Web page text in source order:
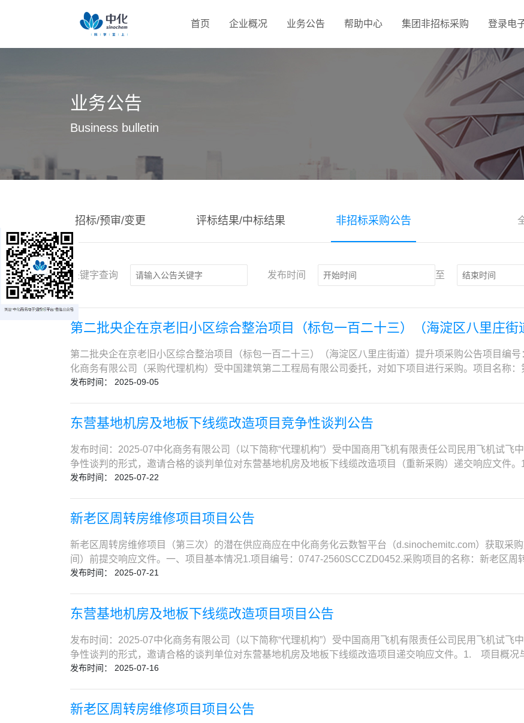
首页 企业概况 业务公告 帮助中心 集团非招标采购 登录电
业务公告
Business bulletin
招标/预审/变更 评标结果/中标结果 非招标采购公告
关键字查询 发布时间 至
第二批央企在京老旧小区综合整治项目（标包一百二十三）（海淀区八里庄街
第二批央企在京老旧小区综合整治项目（标包一百二十三）（海淀区八里庄街道）提升项采购公告项目编
化商务有限公司（采购代理机构）受中国建筑第二工程局有限公司委托，对如下项目进行采购。项目名称
二十三）（海淀区八里庄街道）提升项项目编号：0747-2560SCCZUG79采购范围：图纸及工程量清单中
的防水防腐保温工程专业承包二级及以上资质；②有效的建筑机电安装工程专业承包三级及以上资质；③有
派项目经理须具有有效的安全生产考核合格证书（B本）。供应商须提供相关证明资料：（1）供应商营业
描件；（3）安全生产许可证证书扫描件；（4）项目经理建筑工程或机电工程专业二级及以上注册建造师
效期内，拟派项目经理为一级建造师的，需提供一级建造师注册证书电子证书打印签字后的扫描件。特别
公厅关于全面实行一级建造师电子注册证书的通知》建办市〔2021〕40 号文件的要求：①自2022年1月1
作废。②一级建造师打印电子证书后，应在个人签名处手写本人签名，未手写签名或与签名图像笔迹不一
无效，需重新下载电子证书并再次确认使用时限。）；（5）项目经理安全生产考核合格证书（B本）扫描
无。2.3 业绩要求无。供应商须提供相关证明资料：无。2.4 信誉要求至响应文件递交截止时间，供应商不
以采购代理机构于响应文件递交截止当日在中国执行信息公开网(zxgk.court.gov.cn/shixin)查询结果为准。
项目经理不得担任其他在建施工项目的职务，但发生下列情形之一的除外：①该在建施工项目与本招标项
件。支付平台使用费500元，采购文件售价 0 元，支付成功后，可下载采购文件及增值税电子普通发票。如
文件递交截止时间前，将签字盖章的响应文件原件扫描件（pdf格式）上传至中化商务电子招投标平台。逾
将予以拒收。5. 其他本项目为电子化交易项目，与本项目有关的文件领购、报价、评审和成交均在中化商
方式采购人：中国建筑第二工程局有限公司地址：北京市通州区梨园镇北杨洼251号联系人：唐华 电话
发布时间： 2025-09-05
东营基地机房及地板下线缆改造项目竞争性谈判公告
发布时间：2025-07中化商务有限公司（以下简称“代理机构”）受中国商用飞机有限责任公司民用飞机试飞
争性谈判的形式，邀请合格的谈判单位对东营基地机房及地板下线缆改造项目（重新采购）递交响应文件
区商飞大道919号。1.2 项目内容试飞公司东营基地核心机房位于试飞公司东营基地试飞综合楼1F 102室
证、税务登记证的复印件或“三证合一”后统一社会信用代码的营业执照复印件；有效的安全生产许可证（须
料）；2.4 项目负责人应具有中华人民共和国住房和城乡建设主管部门颁发的中华人民共和国二级及以上建
有效的安全生产考核合格证书。（须提供相关证书材料）项目负责人需在本单位注册，且不得担任其他在
外：(1)该在建施工项目与本招标项目属于同一工程相邻分段发包或分期施工的；(2)合同约定的工程验收合
天(含)，经建设单位同意的。2.5本项目不接受联合体竞争性谈判报价。3. 方案征询书的获取凡有意参加
2025年07月28日下午17:00前，登录中化商务电子招投标平台（http://e.sinochemitc.com/）获取方案征询书
请登录中化商务电子招投标平台（e.sinochemitc.com）进行免费注册，并通过网上支付方式支付平台使用
通发票。如遇网站平台操作问题，请拨打平台技术支持联系电话：010-86391277。平台使用费单次项目
在供应商，其响应文件将被拒收。4. 响应文件的递交及相关事宜4.1响应文件首次递交4.1.1递交截止时间
交4.1.3递交地点：中化商务电子招投标平台（e.sinochemitc.com）。4.2首次谈判时间和地点4.2.1谈判时
递交地点：中化商务电子招投标平台（e.sinochemitc.com）4.4响应文件开启时间和地点4.4.1开启时间：根
发布时间： 2025-07-22
新老区周转房维修项目项目公告
新老区周转房维修项目（第三次）的潜在供应商应在中化商务化云数智平台（d.sinochemitc.com）获取采
间）前提交响应文件。一、项目基本情况1.项目编号：0747-2560SCCZD0452.采购项目的名称：新老区周
算：人民币50万元5.最高限价：人民币50万元6.采购需求：详细概况详见谈判文件第四章采购项目技术、
为准）7.合同履行期限：合同签订后，开工之日起60个日历天（具体开工日期以采购人书面通知为准）8．
纳税收和社会保障资金的良好记录；5.参加本次采购活动前三年内，在经营活动中没有重大违法记录；6.法
应文件递交截止时间，供应商不得为“信用中国”网站（www.creditchina.gov.cn）中列入失信被执行人或重
网”（www.ccgp.gov.cn）政府采购严重违法失信行为记录名单中被财政部门禁止参加政府采购活动的供应
国工程物理研究院处以禁入处罚且处于禁止期内（以响应文件递交截止之日中国工程物理研究院院财务发
购项目提出的特殊条件：（1）供应商需具有建筑工程施工总承包三级（含）以上资质，或建筑装修装饰工
有建设行政主管部门核发的安全生产许可证，并在人员、设备、资金等方面具有承担本项目相关工作的能
发布时间： 2025-07-21
东营基地机房及地板下线缆改造项目项目公告
发布时间：2025-07中化商务有限公司（以下简称“代理机构”）受中国商用飞机有限责任公司民用飞机试飞
争性谈判的形式，邀请合格的谈判单位对东营基地机房及地板下线缆改造项目递交响应文件。1. 项目概
号。1.2 项目内容试飞公司东营基地核心机房位于试飞公司东营基地试飞综合楼1F 102室，本次改造涉及
的复印件或“三证合一”后统一社会信用代码的营业执照复印件；有效的安全生产许可证（须提供相关证书材
发布时间： 2025-07-16
新老区周转房维修项目项目公告